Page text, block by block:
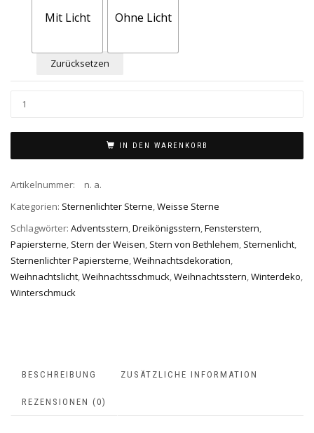
Mit Licht Ohne Licht
Zurücksetzen
IN DEN WARENKORB
Artikelnummer:
n. a.
Kategorien: Sternenlichter Sterne,Weisse Sterne
Schlagwörter: Adventsstern,Dreikönigsstern,Fensterstern,
Papiersterne, Stern der Weisen, Stern von Bethlehem, Sternenlicht,
Sternenlichter Papiersterne,Weihnachtsdekoration,
Weihnachtslicht,Weihnachtsschmuck,Weihnachtsstern,Winterdeko,
Winterschmuck
BESCHREIBUNG ZUSÄTZLICHE INFORMATION
REZENSIONEN (0)